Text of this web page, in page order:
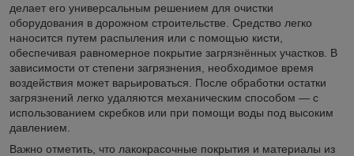
делает его универсальным решением для очистки
оборудования в дорожном строительстве. Средство легко
наносится путем распыления или с помощью кисти,
обеспечивая равномерное покрытие загрязнённых участков. В
зависимости от степени загрязнения, необходимое время
воздействия может варьироваться. После обработки остатки
загрязнений легко удаляются механическим способом — с
использованием скребков или при помощи воды под высоким
давлением.
Важно отметить, что лакокрасочные покрытия и материалы из